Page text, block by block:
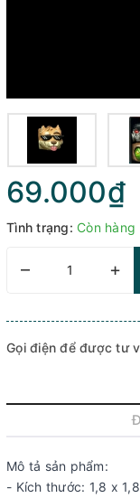
69.000₫
Tình trạng: Còn hàng
– +
Gọi điện để được tư
Mô tả sản phẩm:
- Kích thước: 1,8 x